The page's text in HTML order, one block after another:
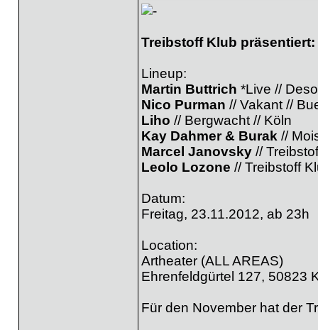
Treibstoff Klub
Lineup:
Martin Buttrich *Live //
Nico Purman // Vakant //
Liho // Bergwacht // Köln
Kay Dahmer & Burak //
Marcel Janovsky //
Leolo Lozone // Treibstoff
Datum:
Freitag, 23.11.2012, ab 23h
Location:
Artheater (ALL AREAS)
Ehrenfeldgürtel 127, 50823
Für den November hat der